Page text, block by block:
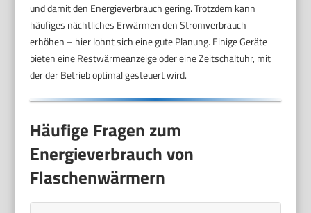
und damit den Energieverbrauch gering. Trotzdem kann
häufiges nächtliches Erwärmen den Stromverbrauch
erhöhen – hier lohnt sich eine gute Planung. Einige Geräte
bieten eine Restwärmeanzeige oder eine Zeitschaltuhr, mit
der der Betrieb optimal gesteuert wird.
Häufige Fragen zum
Energieverbrauch von
Flaschenwärmern